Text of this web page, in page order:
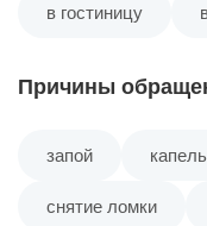
в гостиницу
Причины
запой
снятие ломки